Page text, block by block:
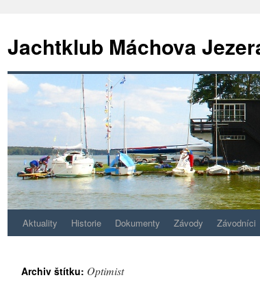
Jachtklub Máchova
Přejít
obsahu
Aktuality Historie Dokumenty Závody Závodníci
Archiv štítku: Optimist